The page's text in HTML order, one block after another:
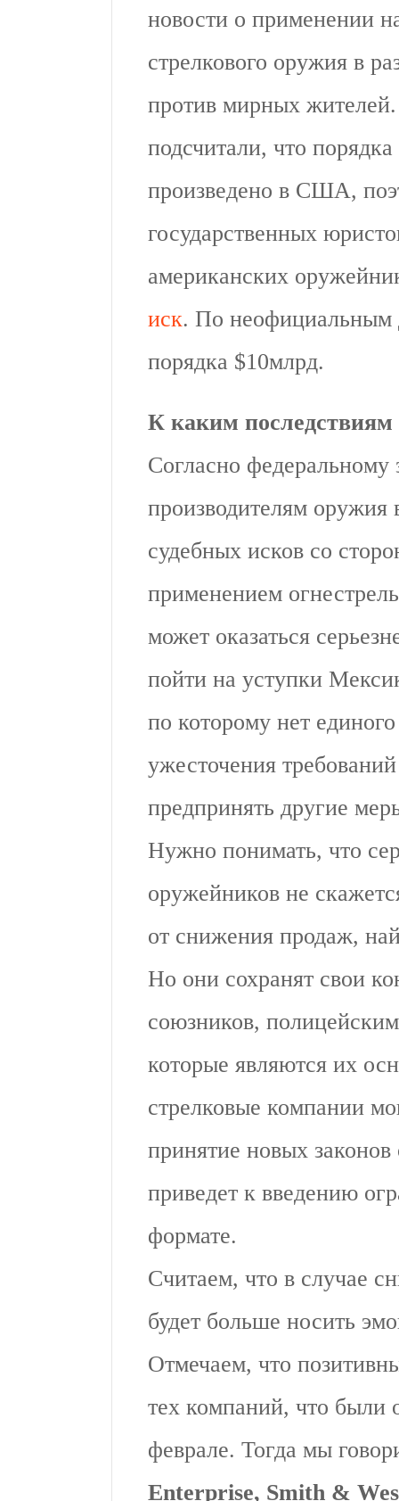
новости о применении
стрелкового оружия в
против мирных
подсчитали, что
произведено в США,
государственных
американских
иск. По неофициальным
порядка $10млрд.
К каким последствиям
Согласно федеральному
производителям
судебных исков со
применением
может оказаться
пойти на уступки
по которому нет
ужесточения
предпринять другие
Нужно понимать, что
оружейников не
от снижения продаж,
Но они сохранят свои
союзников,
которые являются их
стрелковые компании
принятие новых
приведет к введению
формате.
Считаем, что в случае
будет больше носить
Отмечаем, что
тех компаний, что были
феврале. Тогда мы
Enterprise, Smith &